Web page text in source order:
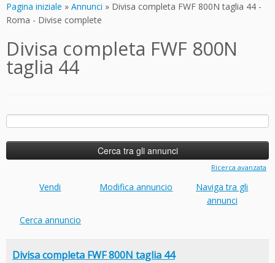
contenuto
Pagina iniziale » Annunci » Divisa completa FWF 800N taglia 44 -
Roma - Divise complete
Divisa completa FWF 800N
taglia 44
Ricerca
Ricerca avanzata
Vendi Modifica annuncio
Naviga tra gli
annunci
Cerca annuncio
Divisa completa FWF 800N taglia 44